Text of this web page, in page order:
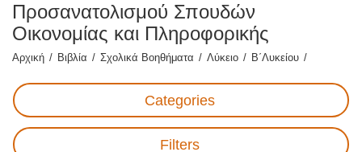
Προσανατολισμού Σπουδών
Οικονομίας και Πληροφορικής
Αρχική / Βιβλία / Σχολικά Βοηθήματα / Λύκειο / Β΄Λυκείου /
Categories
Filters